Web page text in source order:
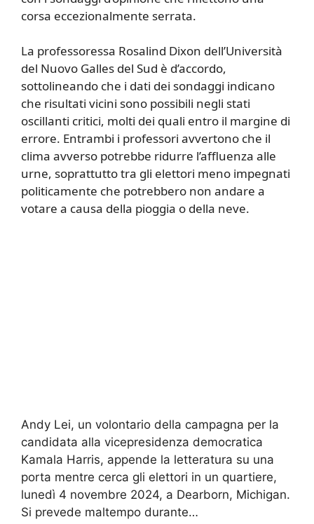
corsa eccezionalmente serrata.
La professoressa Rosalind Dixon dell’Università
del Nuovo Galles del Sud è d’accordo,
sottolineando che i dati dei sondaggi indicano
che risultati vicini sono possibili negli stati
oscillanti critici, molti dei quali entro il margine di
errore. Entrambi i professori avvertono che il
clima avverso potrebbe ridurre l’affluenza alle
urne, soprattutto tra gli elettori meno impegnati
politicamente che potrebbero non andare a
votare a causa della pioggia o della neve.
Andy Lei, un volontario della campagna per la
candidata alla vicepresidenza democratica
Kamala Harris, appende la letteratura su una
porta mentre cerca gli elettori in un quartiere,
lunedì 4 novembre 2024, a Dearborn, Michigan.
Si prevede maltempo durante…